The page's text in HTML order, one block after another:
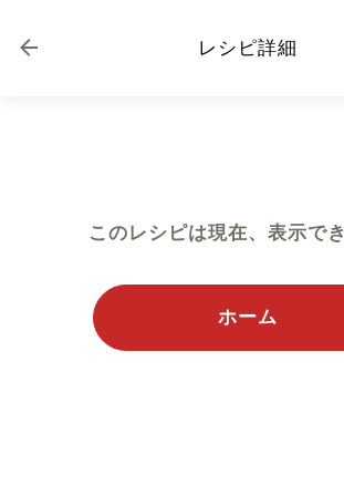
レシピ詳細
このレシピは現在、表示で
ホーム